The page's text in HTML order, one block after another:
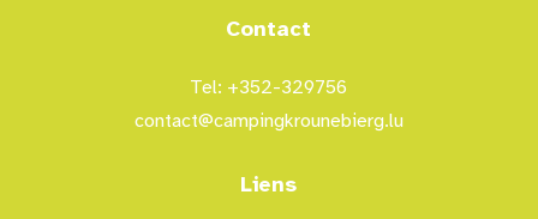
Contact
Tel: +352-329756
contact@campingkrounebierg.lu
Liens